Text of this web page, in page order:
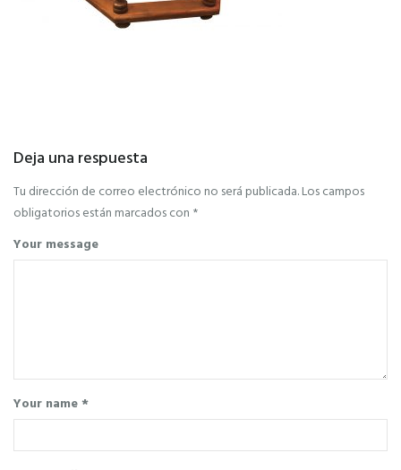
Deja una respuesta
Tu dirección de correo electrónico no será publicada.Los campos
obligatorios están marcados con *
Your message
Your name *